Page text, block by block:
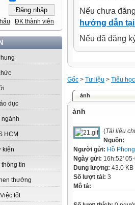
ĐK thành viên
dục
ngành
HCM
kiện
tin
thưởng
tốt
Nếu chưa
hướng dẫn
Nếu đã đăng
Gốc > Tư liệu > Tiểu học
ảnh
ảnh
(Tài liệu
Nguồn:
Người gửi: Hồ
Ngày gửi: 16h:52'
Dung lượng: 43.0 KB
Số lượt tải: 3
Mô tả: